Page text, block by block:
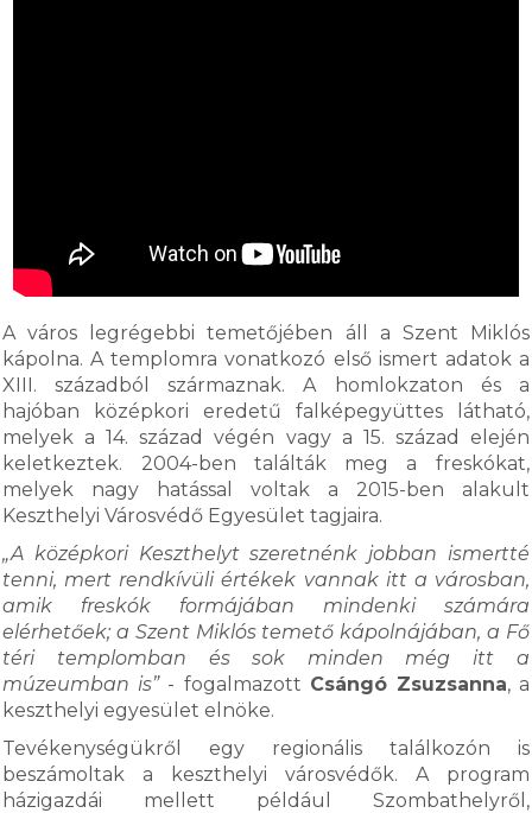
A város legrégebbi temetőjében áll a Szent Miklós
kápolna. A templomra vonatkozó első ismert adatok a
XIII. századból származnak. A homlokzaton és a
hajóban középkori eredetű falképegyüttes látható,
melyek a 14. század végén vagy a 15. század elején
keletkeztek. 2004-ben találták meg a freskókat,
melyek nagy hatással voltak a 2015-ben alakult
Keszthelyi Városvédő Egyesület tagjaira.
„A középkori Keszthelyt szeretnénk jobban ismertté
tenni, mert rendkívüli értékek vannak itt a városban,
amik freskók formájában mindenki számára
elérhetőek; a Szent Miklós temető kápolnájában, a Fő
téri templomban és sok minden még itt a
múzeumban is”- fogalmazott Csángó Zsuzsanna, a
keszthelyi egyesület elnöke.
Tevékenységükről egy regionális találkozón is
beszámoltak a keszthelyi városvédők. A program
házigazdái mellett például Szombathelyről,